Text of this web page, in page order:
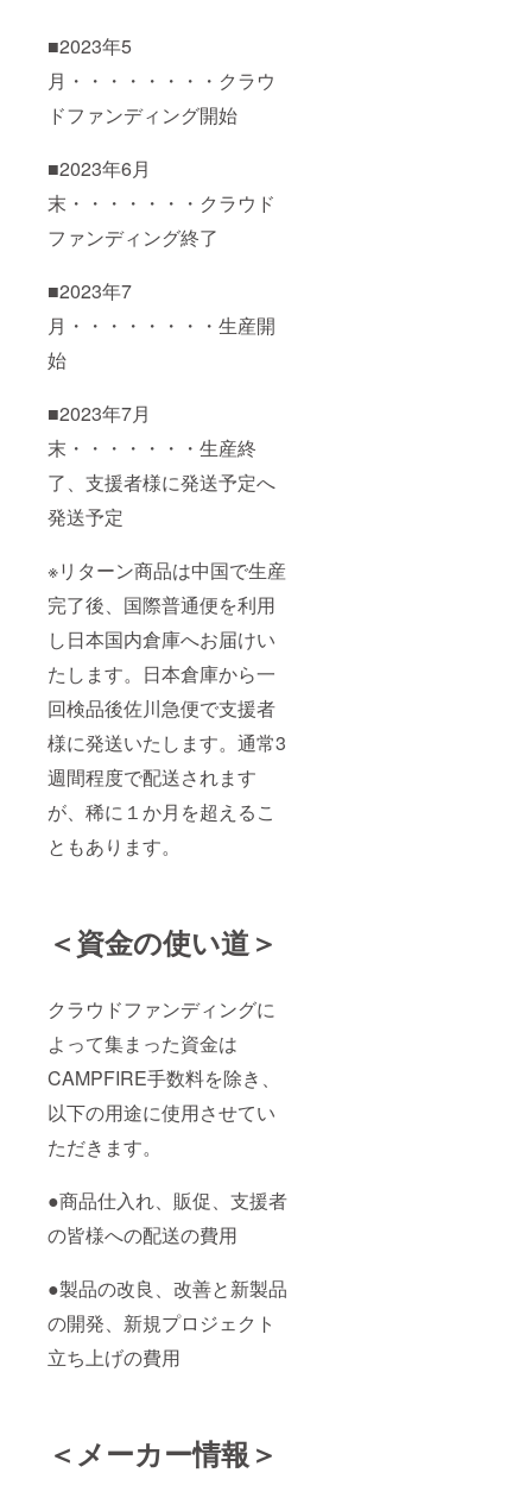
■2023年5
月・・・・・・・・クラウ
ドファンディング開始
■2023年6月
末・・・・・・・クラウド
ファンディング終了
■2023年7
月・・・・・・・・生産開
始
■2023年7月
末・・・・・・・生産終
了、支援者様に発送予定へ
発送予定
※リターン商品は中国で生産
完了後、国際普通便を利用
し日本国内倉庫へお届けい
たします。日本倉庫から一
回検品後佐川急便で支援者
様に発送いたします。通常3
週間程度で配送されます
が、稀に１か月を超えるこ
ともあります。
＜資金の使い道＞
クラウドファンディングに
よって集まった資金は
CAMPFIRE手数料を除き、
以下の用途に使用させてい
ただきます。
●商品仕入れ、販促、支援者
の皆様への配送の費用
●製品の改良、改善と新製品
の開発、新規プロジェクト
立ち上げの費用
＜メーカー情報＞